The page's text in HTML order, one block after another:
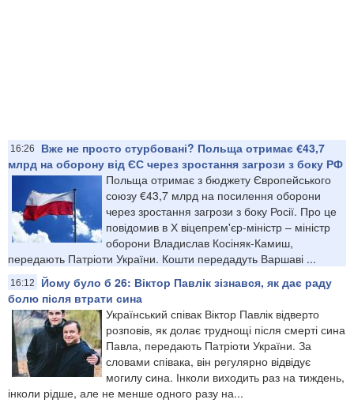
16:26
Вже не просто стурбовані? Польща отримає €43,7
млрд на оборону від ЄС через зростання загрози з боку РФ
Польща отримає з бюджету Європейського
союзу €43,7 млрд на посилення оборони
через зростання загрози з боку Росії. Про це
повідомив в Х віцепрем'єр-міністр – міністр
оборони Владислав Косіняк-Камиш,
передають Патріоти України. Кошти передадуть Варшаві ...
16:12
Йому було б 26: Віктор Павлік зізнався, як дає раду
болю після втрати сина
Український співак Віктор Павлік відверто
розповів, як долає труднощі після смерті сина
Павла, передають Патріоти України. За
словами співака, він регулярно відвідує
могилу сина. Інколи виходить раз на тиждень,
інколи рідше, але не менше одного разу на...